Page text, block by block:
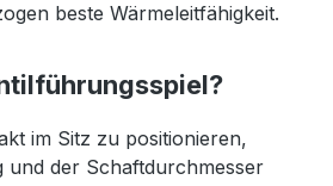
beste Wärmeleitfähigkeit.
im Sitz zu positionieren,
und der Schaftdurchmesser